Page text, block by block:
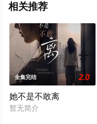
相关推荐
全集完结 2.0
她不是不敢离
暂无简介